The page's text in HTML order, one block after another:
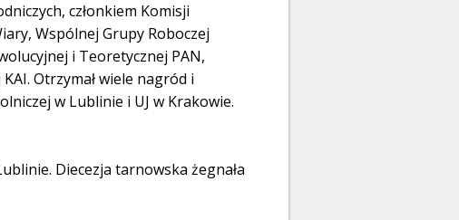
członkiem Komisji
Wspólnej Grupy Roboczej
i Teoretycznej PAN,
Otrzymał wiele nagród i
w Lublinie i UJ w Krakowie.
Diecezja tarnowska żegnała